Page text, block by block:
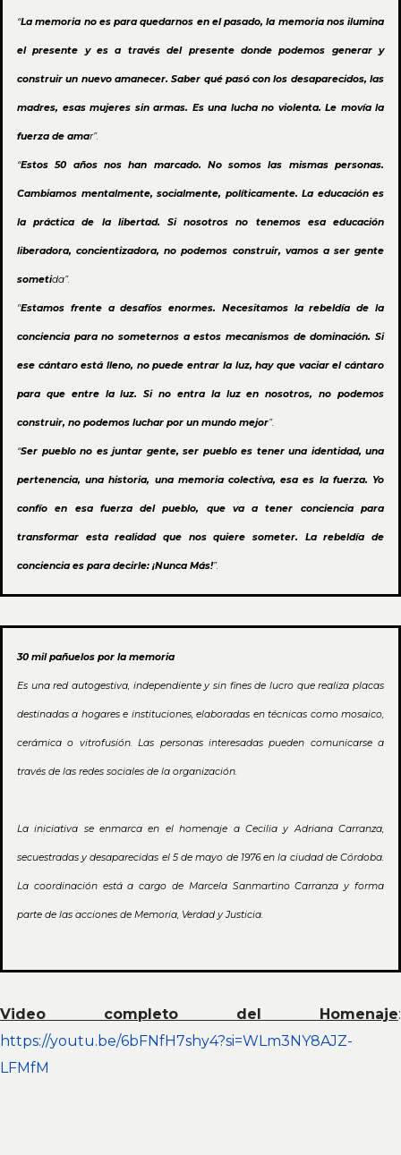
“La memoria no es para quedarnos en el pasado, la memoria nos ilumina
el presente y es a través del presente donde podemos generar y
construir un nuevo amanecer. Saber qué pasó con los desaparecidos, las
madres, esas mujeres sin armas. Es una lucha no violenta. Le movía la
fuerza de amar”.
“Estos 50 años nos han marcado. No somos las mismas personas.
Cambiamos mentalmente, socialmente, políticamente. La educación es
la práctica de la libertad. Si nosotros no tenemos esa educación
liberadora, concientizadora, no podemos construir, vamos a ser gente
sometida”.
"Estamos frente a desafíos enormes. Necesitamos la rebeldía de la
conciencia para no someternos a estos mecanismos de dominación. Si
ese cántaro está lleno, no puede entrar la luz, hay que vaciar el cántaro
para que entre la luz. Si no entra la luz en nosotros, no podemos
construir, no podemos luchar por un mundo mejor”.
“Ser pueblo no es juntar gente, ser pueblo es tener una identidad, una
pertenencia, una historia, una memoria colectiva, esa es la fuerza. Yo
confío en esa fuerza del pueblo, que va a tener conciencia para
transformar esta realidad que nos quiere someter. La rebeldía de
conciencia es para decirle: ¡Nunca Más!”.
30 mil pañuelos por la memoria
Es una red autogestiva, independiente y sin fines de lucro que realiza placas
destinadas a hogares e instituciones, elaboradas en técnicas como mosaico,
cerámica o vitrofusión. Las personas interesadas pueden comunicarse a
través de las redes sociales de la organización.
La iniciativa se enmarca en el homenaje a Cecilia y Adriana Carranza,
secuestradas y desaparecidas el 5 de mayo de 1976 en la ciudad de Córdoba.
La coordinación está a cargo de Marcela Sanmartino Carranza y forma
parte de las acciones de Memoria, Verdad y Justicia.
Video completo del Homenaje:
https://youtu.be/6bFNfH7shy4?si=WLm3NY8AJZ-
LFMfM